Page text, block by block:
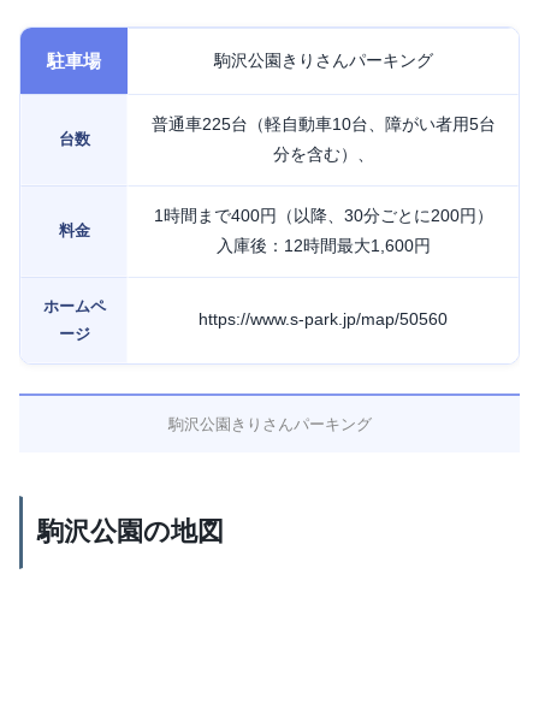
駐車場 駒沢公園きりさんパーキング
台数
普通車225台（軽自動車10台、障がい者用5台
分を含む）、
料金
1時間まで400円（以降、30分ごとに200円）
入庫後：12時間最大1,600円
ホームペ
ージ
https://www.s-park.jp/map/50560
駒沢公園きりさんパーキング
駒沢公園の地図